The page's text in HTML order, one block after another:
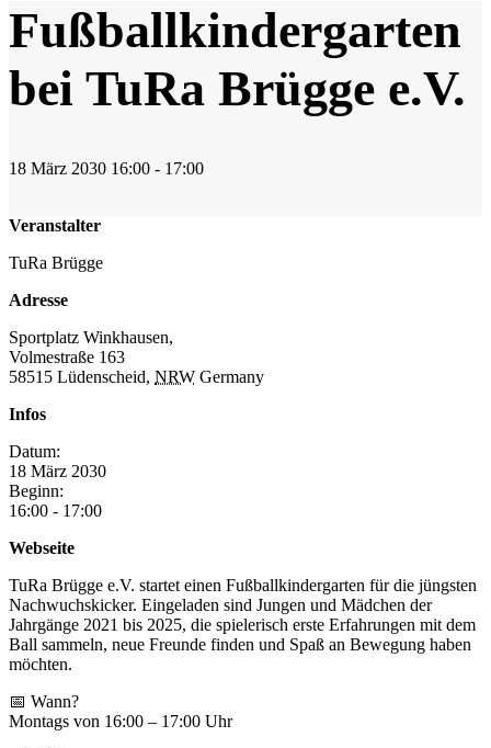
Fußballkindergarten
bei TuRa Brügge e.V.
18 März 2030 16:00 - 17:00
Veranstalter
TuRa Brügge
Adresse
Sportplatz Winkhausen,
Volmestraße 163
58515 Lüdenscheid, NRW Germany
Infos
Datum:
18 März 2030
Beginn:
16:00 - 17:00
Webseite
TuRa Brügge e.V. startet einen Fußballkindergarten für die jüngsten
Nachwuchskicker. Eingeladen sind Jungen und Mädchen der
Jahrgänge 2021 bis 2025, die spielerisch erste Erfahrungen mit dem
Ball sammeln, neue Freunde finden und Spaß an Bewegung haben
möchten.
📅 Wann?
Montags von 16:00 – 17:00 Uhr